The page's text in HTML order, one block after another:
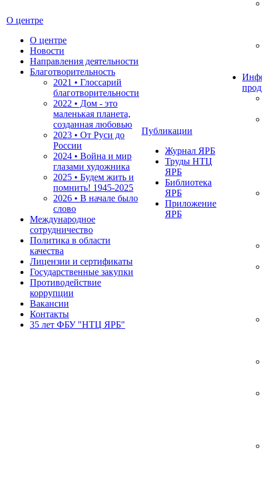
О центре
О центре
Новости
Направления деятельности
Благотворительность
2021 • Глоссарий
благотворительности
2022 • Дом - это
маленькая планета,
созданная любовью
2023 • От Руси до
России
2024 • Война и мир
глазами художника
2025 • Будем жить и
помнить! 1945-2025
2026 • В начале было
слово
Международное
сотрудничество
Политика в области
качества
Лицензии и сертификаты
Государственные закупки
Противодействие
коррупции
Вакансии
Контакты
35 лет ФБУ "НТЦ ЯРБ"
Публикации
Журнал ЯРБ
Труды НТЦ
ЯРБ
Библиотека
ЯРБ
Приложение
ЯРБ